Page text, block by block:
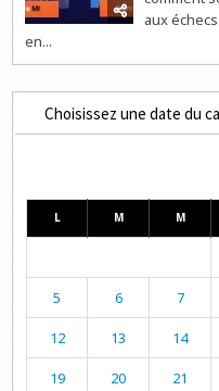
aux
en...
Choisissez une date du
L M M
5 6 7
12 13 14
19 20 21